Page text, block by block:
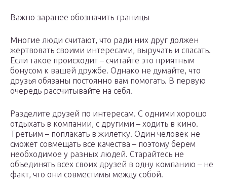
Важно заранее обозначить границы
Многие люди считают, что ради них друг должен
жертвовать своими интересами, выручать и спасать.
Если такое происходит – считайте это приятным
бонусом к вашей дружбе. Однако не думайте, что
друзья обязаны постоянно вам помогать. В первую
очередь рассчитывайте на себя.
Разделите друзей по интересам. С одними хорошо
отдыхать в компании, с другими – ходить в кино.
Третьим – поплакать в жилетку. Один человек не
сможет совмещать все качества – поэтому берем
необходимое у разных людей. Старайтесь не
объединять всех своих друзей в одну компанию – не
факт, что они совместимы между собой.